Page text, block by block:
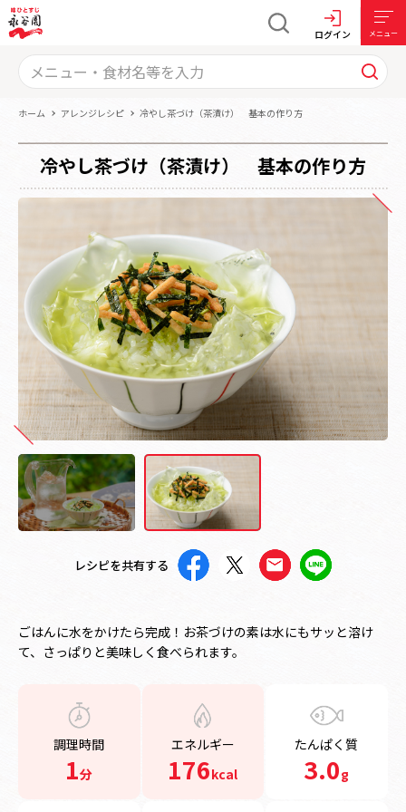
ログイン メニュー
ホーム アレンジレシピ 冷やし茶づけ（茶漬け） 基本の作り方
冷やし茶づけ（茶漬け） 基本の作り方
レシピを共有する
ごはんに水をかけたら完成！お茶づけの素は水にもサッと溶け
て、さっぱりと美味しく食べられます。
調理時間
1分
エネルギー
176kcal
たんぱく質
3.0g